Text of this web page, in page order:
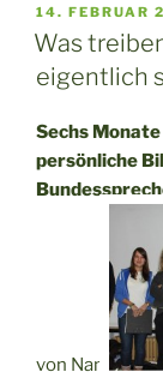
AM
14. FEBRUAR
Was
eigentlich
Sechs
persönliche
von Nani